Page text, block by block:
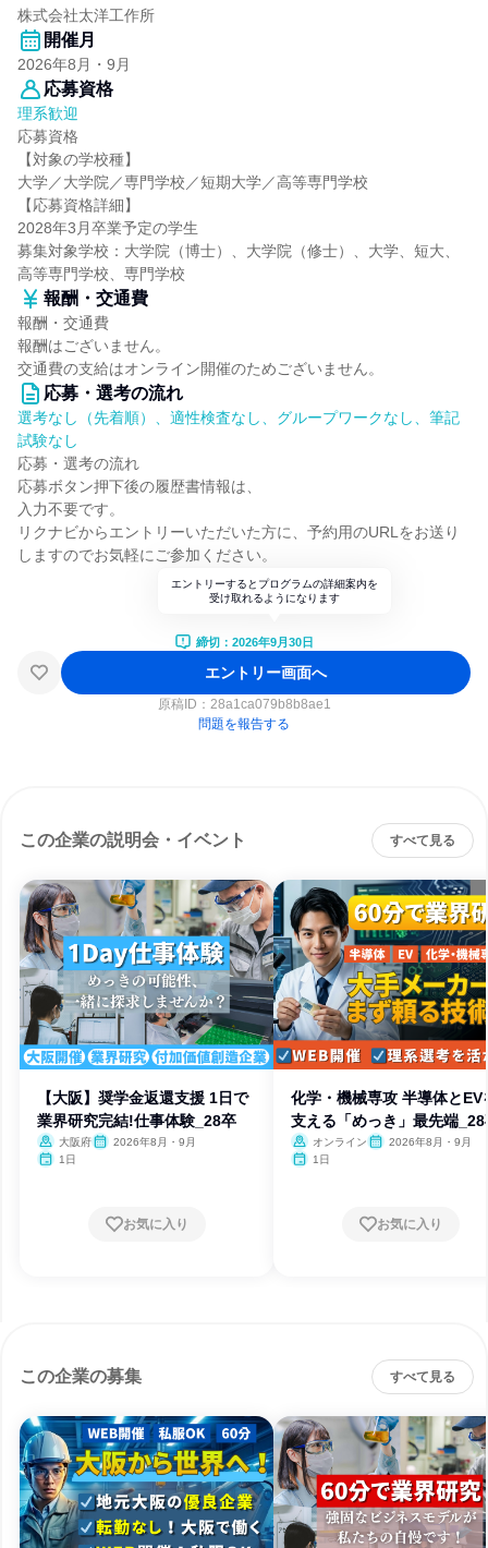
株式会社太洋工作所
開催月
2026年8月・9月
応募資格
理系歓迎
応募資格
【対象の学校種】
大学／大学院／専門学校／短期大学／高等専門学校
【応募資格詳細】
2028年3月卒業予定の学生
募集対象学校：大学院（博士）、大学院（修士）、大学、短大、
高等専門学校、専門学校
報酬・交通費
報酬・交通費
報酬はございません。
交通費の支給はオンライン開催のためございません。
応募・選考の流れ
選考なし（先着順）、適性検査なし、グループワークなし、筆記
試験なし
応募・選考の流れ
応募ボタン押下後の履歴書情報は、
入力不要です。
リクナビからエントリーいただいた方に、予約用のURLをお送り
しますのでお気軽にご参加ください。
エントリーするとプログラムの詳細案内を
受け取れるようになります
締切：2026年9月30日
エントリー画面へ
原稿ID： 28a1ca079b8b8ae1
問題を報告する
この企業の説明会・イベント すべて見る
【大阪】奨学金返還支援 1日で
業界研究完結!仕事体験_28卒
大阪府
2026年8月・9月
1日
お気に入り
化学・機械専攻 半導体とEV
支える「めっき」最先端_28
オンライン
2026年8月・9月
1日
お気に入り
この企業の募集 すべて見る